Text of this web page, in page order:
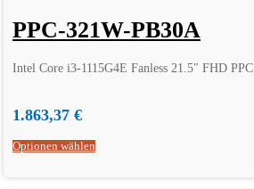
PPC-321W-PB30A
Intel Core i3-1115G4E Fanless 21.5″ FHD PPC
1.863,37 €
Optionen wählen